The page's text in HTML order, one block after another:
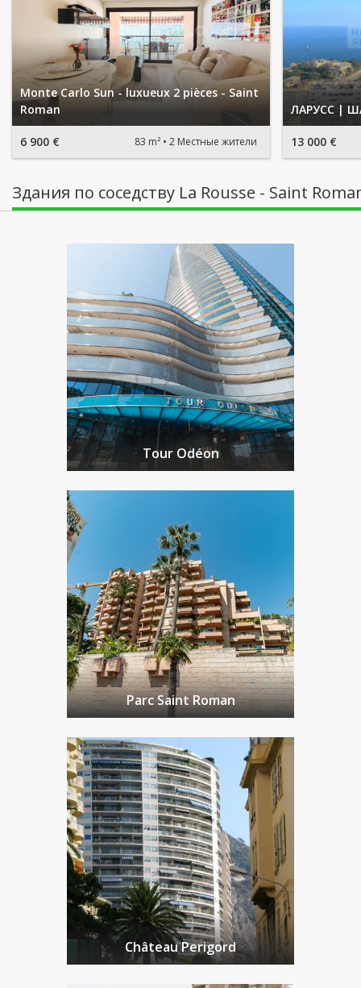
Monte Carlo Sun - luxueux 2 pièces - Saint
Roman
6 900 € 83 m² 2 Местные жители
ЛАРУСС |
13 000 €
Здания по соседству La Rousse - Saint
Tour Odéon
Parc Saint Roman
Château Perigord